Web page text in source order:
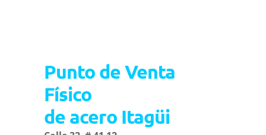
Punto de Venta
Físico
de acero Itagüi